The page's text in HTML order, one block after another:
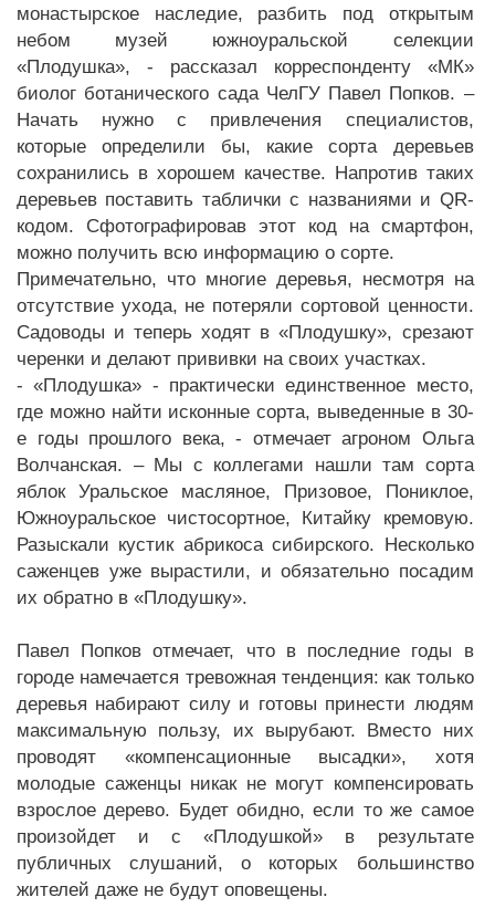
монастырское наследие, разбить под открытым
небом музей южноуральской селекции
«Плодушка», - рассказал корреспонденту «МК»
биолог ботанического сада ЧелГУ Павел Попков. –
Начать нужно с привлечения специалистов,
которые определили бы, какие сорта деревьев
сохранились в хорошем качестве. Напротив таких
деревьев поставить таблички с названиями и QR-
кодом. Сфотографировав этот код на смартфон,
можно получить всю информацию о сорте.
Примечательно, что многие деревья, несмотря на
отсутствие ухода, не потеряли сортовой ценности.
Садоводы и теперь ходят в «Плодушку», срезают
черенки и делают прививки на своих участках.
- «Плодушка» - практически единственное место,
где можно найти исконные сорта, выведенные в 30-
е годы прошлого века, - отмечает агроном Ольга
Волчанская. – Мы с коллегами нашли там сорта
яблок Уральское масляное, Призовое, Пониклое,
Южноуральское чистосортное, Китайку кремовую.
Разыскали кустик абрикоса сибирского. Несколько
саженцев уже вырастили, и обязательно посадим
их обратно в «Плодушку».
Павел Попков отмечает, что в последние годы в
городе намечается тревожная тенденция: как только
деревья набирают силу и готовы принести людям
максимальную пользу, их вырубают. Вместо них
проводят «компенсационные высадки», хотя
молодые саженцы никак не могут компенсировать
взрослое дерево. Будет обидно, если то же самое
произойдет и с «Плодушкой» в результате
публичных слушаний, о которых большинство
жителей даже не будут оповещены.